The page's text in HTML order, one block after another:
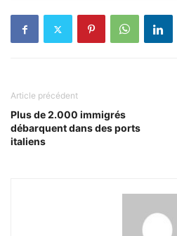
Article précédent
Plus de 2.000 immigrés
débarquent dans des ports
italiens